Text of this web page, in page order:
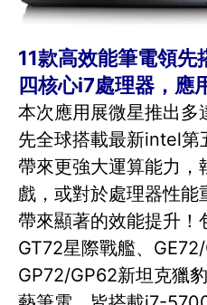
11款高效能筆電領
四核心i7處理器，應
本次應用展微星推出多
先全球搭載最新intel第
帶來更強大運算能力
戲，或對於處理器性
帶來顯著的效能提升！
GT72星際戰艦、
GP72/GP62新坦克獵